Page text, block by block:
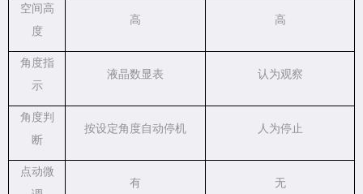
空间高
度
高 高
角度指
示
液晶数显表 认为观察
角度判
断
按设定角度自动停机 人为停止
点动微
有 无